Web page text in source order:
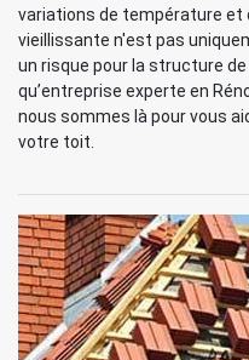
variations de température et
vieillissante n'est pas
un risque pour la structure
qu’entreprise experte en
nous sommes là pour vous
votre toit.